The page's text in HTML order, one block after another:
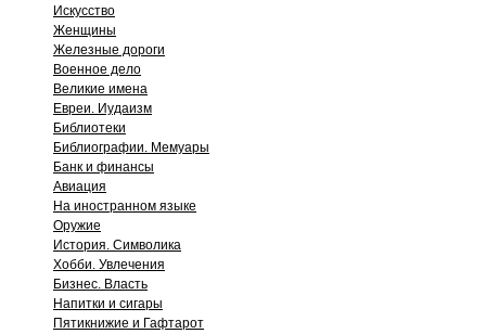
Искусство
Женщины
Железные дороги
Военное дело
Великие имена
Евреи. Иудаизм
Библиотеки
Библиографии. Мемуары
Банк и финансы
Авиация
На иностранном языке
Оружие
История. Символика
Хобби. Увлечения
Бизнес. Власть
Напитки и сигары
Пятикнижие и Гафтарот